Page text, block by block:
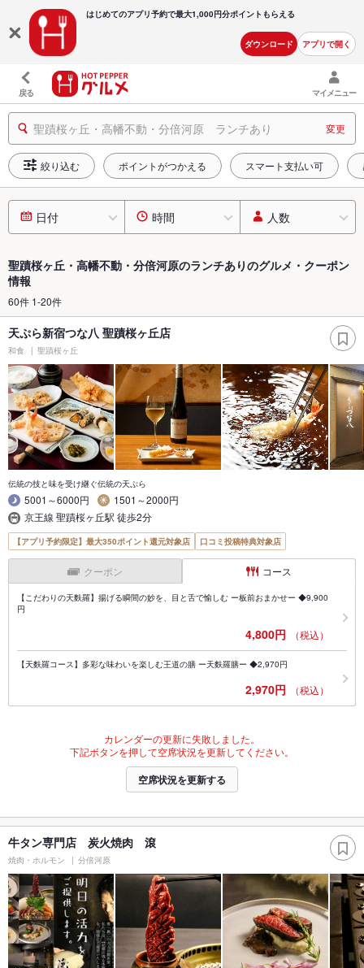
はじめてのアプリ予約で最大1,000円分ポイントもらえる
ダウンロード アプリで開く
戻る マイメニュー
聖蹟桜ヶ丘・高幡不動・分倍河原 ランチあり 変更
絞り込む ポイントがつかえる スマート支払い可
日付 時間 人数
聖蹟桜ヶ丘・高幡不動・分倍河原のランチありのグルメ・クーポン
情報
60件 1-20件
天ぷら新宿つな八 聖蹟桜ヶ丘店
和食 聖蹟桜ヶ丘
伝統の技と味を受け継ぐ伝統の天ぷら
5001～6000円
1501～2000円
京王線 聖蹟桜ヶ丘駅 徒歩2分
【アプリ予約限定】最大350ポイント還元対象店 口コミ投稿特典対象店
クーポン コース
【こだわりの天麩羅】揚げる瞬間の妙を、目と舌で愉しむ ー板前おまかせー ◆9,900
円
4,800円 （税込）
【天麩羅コース】多彩な味わいを楽しむ王道の膳 ー天麩羅膳ー ◆2,970円
2,970円 （税込）
カレンダーの更新に失敗しました。
下記ボタンを押して空席状況を更新してください。
空席状況を更新する
牛タン専門店 炭火焼肉 滾
焼肉・ホルモン 分倍河原